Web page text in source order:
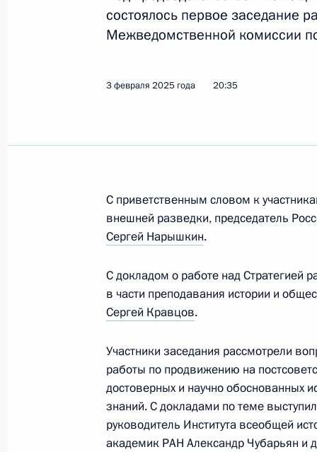
Заседание расширенного
комиссии по историческому
Встреча с историками и
России
стран СНГ
29 сентября 2022 года, 17:35
Заседание Совета Безопасности
состоялось первое заседание
Межведомственной комиссии
3 февраля 2025 года 20:35
С приветственным словом к
внешней разведки, председатель
Сергей Нарышкин.
С докладом о работе над Стратегией
в части преподавания истории и
Сергей Кравцов.
Участники заседания рассмотрели
работы по продвижению на
достоверных и научно обоснованных
знаний. С докладами по теме
руководитель Института всеобщей
академик РАН Александр Чубарьян и